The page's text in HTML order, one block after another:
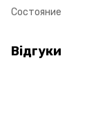
Состояние
Відгуки